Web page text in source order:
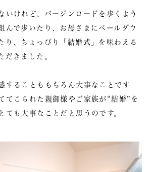
いけれど、バージンロードを歩くよう
んで歩いたり、お母さまにベールダウ
り、ちょっぴり「結婚式」を味わえる
だきました。
することももちろん大事なことです
てこられた親御様やご家族が“結婚”を
ても大事なことだと思うのです。